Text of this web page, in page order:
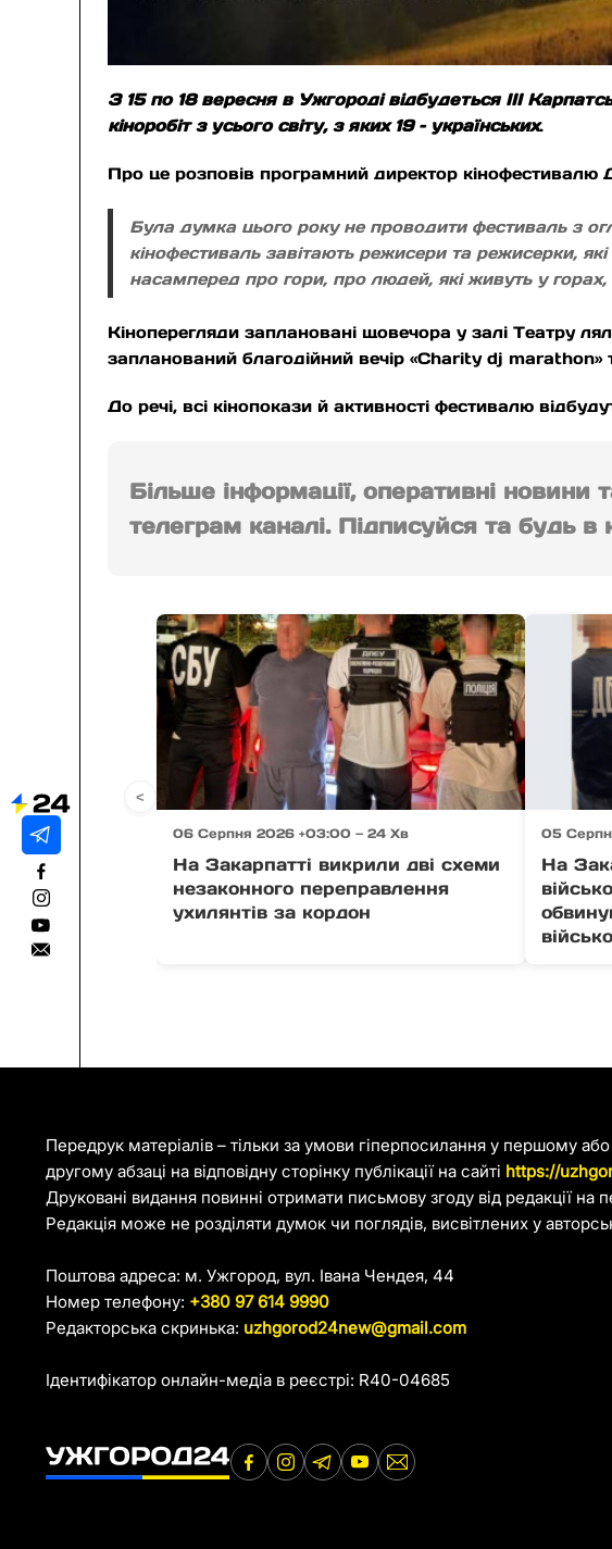
З 15 по 18 вересня в Ужгороді відбудеться ІІІ
кіноробіт з усього світу, з яких 19 – українських.
Про це розповів програмний директор
Була думка цього року не проводити фестиваль з
кінофестиваль завітають режисери та режисерки,
насамперед про гори, про людей, які живуть у
Кіноперегляди заплановані щовечора у залі Театру
запланований благодійний вечір «Сharity dj marathon»
До речі, всі кінопокази й активності фестивалю
Більше інформації, оперативні
телеграм каналі. Підписуйся та будь в
06 Серпня 2026 +03:00 — 24 Хв
На Закарпатті викрили дві схеми
незаконного переправлення
ухилянтів за кордон
05
На
<
Передрук матеріалів – тільки за умови гіперпосилання у першому або
другому абзаці на відповідну сторінку публікації на сайті https://
Друковані видання повинні отримати письмову згоду від редакції на
Редакція може не розділяти думок чи поглядів, висвітлених у
Поштова адреса: м. Ужгород, вул. Івана Чендея, 44
Номер телефону: +380 97 614 9990
Редакторська скринька: uzhgorod24new@gmail.com
Ідентифікатор онлайн-медіа в реєстрі: R40-04685